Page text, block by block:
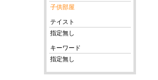
子供部屋
テイスト
指定無し
キーワード
指定無し